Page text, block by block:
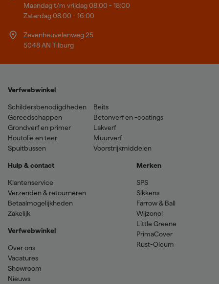
Maandag t/m vrijdag 08:00 - 18:00
Zaterdag 08:00 - 16:00
Zevenheuvelenweg 25
5048 AN Tilburg
Verfwebwinkel
Schildersbenodigdheden
Gereedschappen
Grondverf en primer
Houtolie en teer
Spuitbussen
Beits
Betonverf en -coatings
Lakverf
Muurverf
Voorstrijkmiddelen
Hulp & contact
Klantenservice
Verzenden & retourneren
Betaalmogelijkheden
Zakelijk
Verfwebwinkel
Over ons
Vacatures
Showroom
Nieuws
Merken
SPS
Sikkens
Farrow & Ball
Wijzonol
Little Greene
PrimaCover
Rust-Oleum